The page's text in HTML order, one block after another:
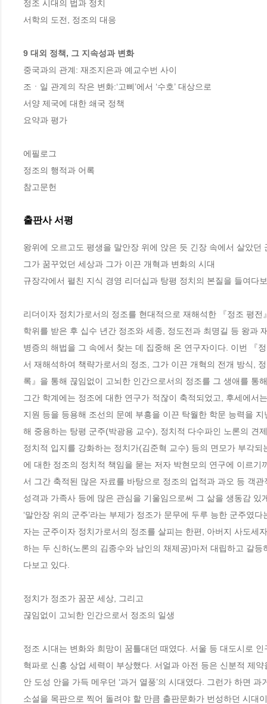
정조 시대의 법과 정치
서학의 도전, 정조의 대응
9 대외 정책, 그 지속성과 변화
중국과의 관계: 재조지은과 예교수번 사이
조ㆍ일 관계의 작은 변화:‘고삐’에서 ‘수호’ 대상으로
서양 제국에 대한 쇄국 정책
요약과 평가
에필로그
정조의 행적과 어록
참고문헌
출판사 서평
왕위에 오르고도 평생을 말안장 위에 앉은 듯 긴장 속에서 살았던
그가 꿈꾸었던 세상과 그가 이끈 개혁과 변화의 시대
규장각에서 펼친 지식 경영 리더십과 탕평 정치의 본질을 들여다
리더이자 정치가로서의 정조를 현대적으로 재해석한 『정조 평
학위를 받은 후 십수 년간 정조와 세종, 정도전과 최명길 등 왕과
병증의 해법을 그 속에서 찾는 데 집중해 온 연구자이다. 이번 『
서 재해석하여 책략가로서의 정조, 그가 이끈 개혁의 전개 방식,
록』을 통해 끊임없이 고뇌한 인간으로서의 정조를 그 생애를 통
그간 학계에는 정조에 대한 연구가 적잖이 축적되었고, 후세에
지원 등을 등용해 조선의 문예 부흥을 이끈 탁월한 학문 능력을
해 중용하는 탕평 군주(박광용 교수), 정치적 다수파인 노론의 견
정치적 입지를 강화하는 정치가(김준혁 교수) 등의 면모가 부각
에 대한 정조의 정치적 책임을 묻는 저자 박현모의 연구에 이르
서 그간 축적된 많은 자료를 바탕으로 정조의 업적과 과오 등 객
성격과 가족사 등에 많은 관심을 기울임으로써 그 삶을 생동감 있
‘말안장 위의 군주’라는 부제가 정조가 문무에 두루 능한 군주였
자는 군주이자 정치가로서의 정조를 살피는 한편, 아버지 사도세
하는 두 신하(노론의 김종수와 남인의 채제공)마저 대립하고 갈
다보고 있다.
정치가 정조가 꿈꾼 세상, 그리고
끊임없이 고뇌한 인간으로서 정조의 일생
정조 시대는 변화와 희망이 꿈틀대던 때였다. 서울 등 대도시로
혁파로 신흥 상업 세력이 부상했다. 서얼과 아전 등은 신분적 제
안 도성 안을 가득 메우던 ‘과거 열풍’의 시대였다. 그런가 하면
소설을 목판으로 찍어 돌려야 할 만큼 출판문화가 번성하던 시